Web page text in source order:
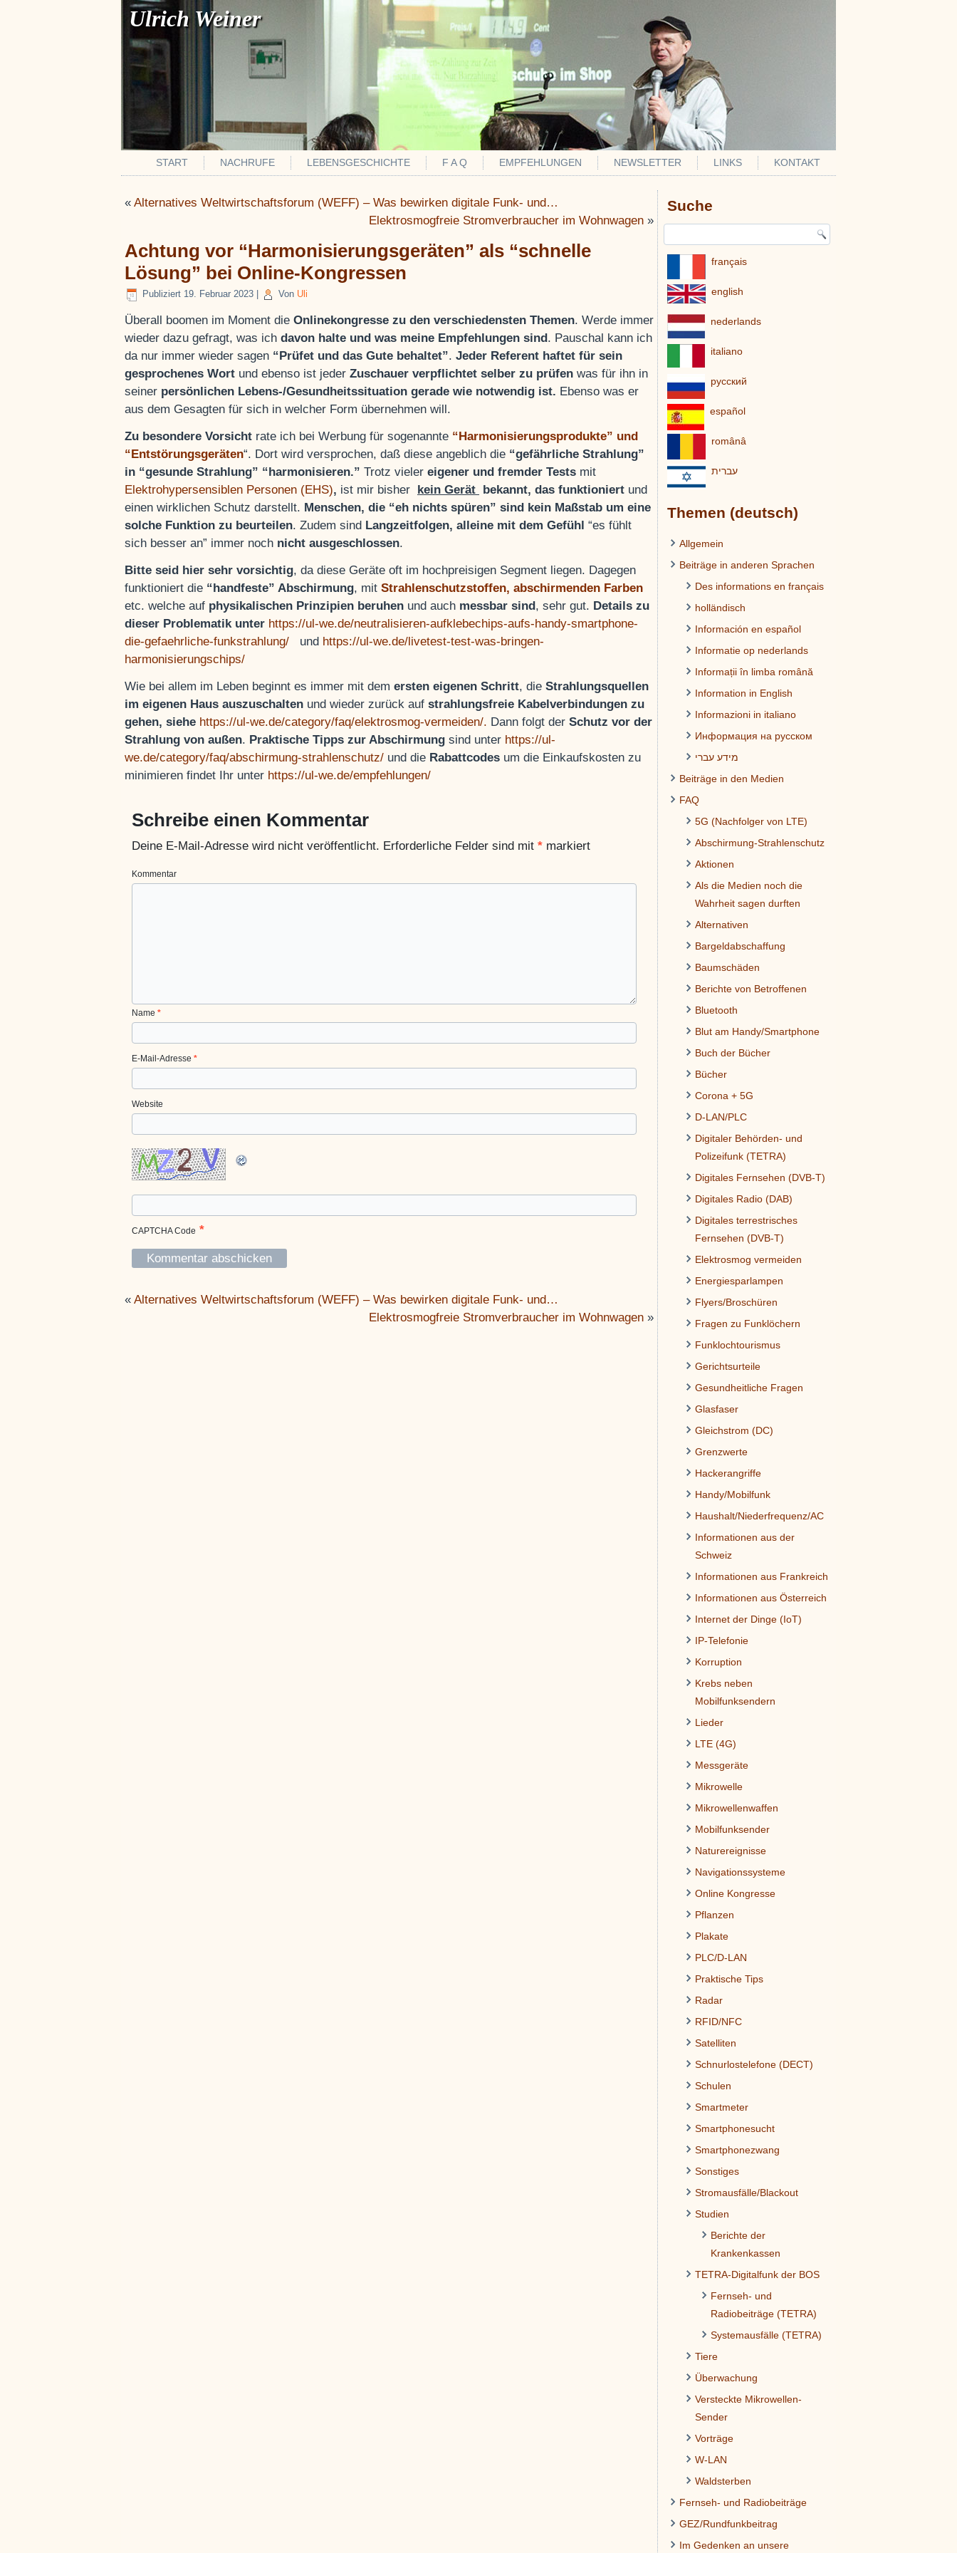
Ulrich Weiner
START NACHRUFE LEBENSGESCHICHTE F A Q EMPFEHLUNGEN NEWSLETTER LINKS KONTAKT
« Alternatives Weltwirtschaftsforum (WEFF) – Was bewirken digitale Funk- und…
Elektrosmogfreie Stromverbraucher im Wohnwagen »
Achtung vor “Harmonisierungsgeräten” als “schnelle
Lösung” bei Online-Kongressen
Publiziert 19. Februar 2023 Von Uli
Überall boomen im Moment die Onlinekongresse zu den verschiedensten Themen. Werde immer
wieder dazu gefragt, was ich davon halte und was meine Empfehlungen sind. Pauschal kann ich
da nur immer wieder sagen “Prüfet und das Gute behaltet”. Jeder Referent haftet für sein
gesprochenes Wort und ebenso ist jeder Zuschauer verpflichtet selber zu prüfen was für ihn in
seiner persönlichen Lebens-/Gesundheitssituation gerade wie notwendig ist. Ebenso was er
aus dem Gesagten für sich in welcher Form übernehmen will.
Zu besondere Vorsicht rate ich bei Werbung für sogenannte “Harmonisierungsprodukte” und
“Entstörungsgeräten“. Dort wird versprochen, daß diese angeblich die “gefährliche Strahlung”
in “gesunde Strahlung” “harmonisieren.” Trotz vieler eigener und fremder Tests mit
Elektrohypersensiblen Personen (EHS), ist mir bisher kein Gerät bekannt, das funktioniert und
einen wirklichen Schutz darstellt. Menschen, die “eh nichts spüren” sind kein Maßstab um eine
solche Funktion zu beurteilen. Zudem sind Langzeitfolgen, alleine mit dem Gefühl “es fühlt
sich besser an” immer noch nicht ausgeschlossen.
Bitte seid hier sehr vorsichtig, da diese Geräte oft im hochpreisigen Segment liegen. Dagegen
funktioniert die “handfeste” Abschirmung, mit Strahlenschutzstoffen, abschirmenden Farben
etc. welche auf physikalischen Prinzipien beruhen und auch messbar sind, sehr gut. Details zu
dieser Problematik unter https://ul-we.de/neutralisieren-aufklebechips-aufs-handy-smartphone-
die-gefaehrliche-funkstrahlung/ und https://ul-we.de/livetest-test-was-bringen-
harmonisierungschips/
Wie bei allem im Leben beginnt es immer mit dem ersten eigenen Schritt, die Strahlungsquellen
im eigenen Haus auszuschalten und wieder zurück auf strahlungsfreie Kabelverbindungen zu
gehen, siehe https://ul-we.de/category/faq/elektrosmog-vermeiden/. Dann folgt der Schutz vor der
Strahlung von außen. Praktische Tipps zur Abschirmung sind unter https://ul-
we.de/category/faq/abschirmung-strahlenschutz/ und die Rabattcodes um die Einkaufskosten zu
minimieren findet Ihr unter https://ul-we.de/empfehlungen/
Schreibe einen Kommentar
Deine E-Mail-Adresse wird nicht veröffentlicht. Erforderliche Felder sind mit * markiert
Kommentar
Name *
E-Mail-Adresse *
Website
CAPTCHA Code *
« Alternatives Weltwirtschaftsforum (WEFF) – Was bewirken digitale Funk- und…
Elektrosmogfreie Stromverbraucher im Wohnwagen »
Suche
français
english
nederlands
italiano
pусский
español
românâ
עברית
Themen (deutsch)
Allgemein
Beiträge in anderen Sprachen
Des informations en français
holländisch
Información en español
Informatie op nederlands
Informații în limba română
Information in English
Informazioni in italiano
Информация на русском
מידע עברי
Beiträge in den Medien
FAQ
5G (Nachfolger von LTE)
Abschirmung-Strahlenschutz
Aktionen
Als die Medien noch die
Wahrheit sagen durften
Alternativen
Bargeldabschaffung
Baumschäden
Berichte von Betroffenen
Bluetooth
Blut am Handy/Smartphone
Buch der Bücher
Bücher
Corona + 5G
D-LAN/PLC
Digitaler Behörden- und
Polizeifunk (TETRA)
Digitales Fernsehen (DVB-T)
Digitales Radio (DAB)
Digitales terrestrisches
Fernsehen (DVB-T)
Elektrosmog vermeiden
Energiesparlampen
Flyers/Broschüren
Fragen zu Funklöchern
Funklochtourismus
Gerichtsurteile
Gesundheitliche Fragen
Glasfaser
Gleichstrom (DC)
Grenzwerte
Hackerangriffe
Handy/Mobilfunk
Haushalt/Niederfrequenz/AC
Informationen aus der
Schweiz
Informationen aus Frankreich
Informationen aus Österreich
Internet der Dinge (IoT)
IP-Telefonie
Korruption
Krebs neben
Mobilfunksendern
Lieder
LTE (4G)
Messgeräte
Mikrowelle
Mikrowellenwaffen
Mobilfunksender
Naturereignisse
Navigationssysteme
Online Kongresse
Pflanzen
Plakate
PLC/D-LAN
Praktische Tips
Radar
RFID/NFC
Satelliten
Schnurlostelefone (DECT)
Schulen
Smartmeter
Smartphonesucht
Smartphonezwang
Sonstiges
Stromausfälle/Blackout
Studien
Berichte der
Krankenkassen
TETRA-Digitalfunk der BOS
Fernseh- und
Radiobeiträge (TETRA)
Systemausfälle (TETRA)
Tiere
Überwachung
Versteckte Mikrowellen-
Sender
Vorträge
W-LAN
Waldsterben
Fernseh- und Radiobeiträge
GEZ/Rundfunkbeitrag
Im Gedenken an unsere